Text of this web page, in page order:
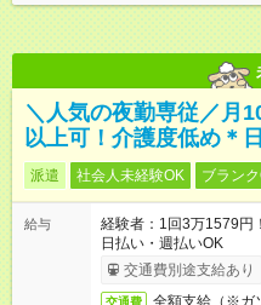
＼人気の夜勤専従／月
以上可！介護度低め＊
派遣 社会人未経験OK ブラン
給与
経験者：1回3万1579
日払い・週払いOK
交通費別途支給あり
交通費 全額支給（※ガ